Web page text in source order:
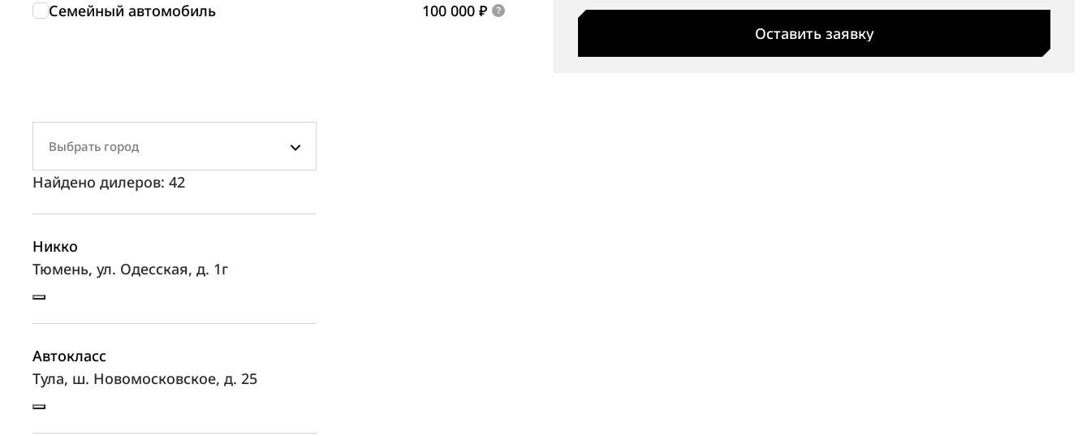
100 000 ₽
Семейный автомобиль
Оставить заявку
Выбрать город
Найдено дилеров: 42
Никко
Тюмень, ул. Одесская, д. 1г
Автокласс
Тула, ш. Новомосковское, д. 25